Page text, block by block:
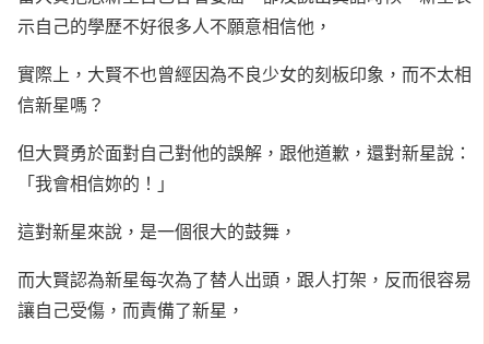
示自己的學歷不好很多人不願意相信他，
實際上，大賢不也曾經因為不良少女的刻板印象，而不太相
信新星嗎？
但大賢勇於面對自己對他的誤解，跟他道歉，還對新星說：
「我會相信妳的！」
這對新星來說，是一個很大的鼓舞，
而大賢認為新星每次為了替人出頭，跟人打架，反而很容易
讓自己受傷，而責備了新星，